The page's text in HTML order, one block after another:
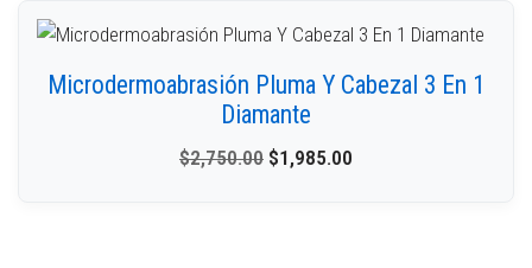
Microdermoabrasión Pluma Y Cabezal 3 En 1
Diamante
$2,750.00 $1,985.00